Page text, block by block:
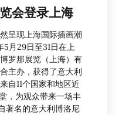
会登录上海
呈现上海国际插画潮
5月29日至31日在上
罗那展览（上海）有
主办，获得了意大利
自11个国家和地区近
，为观众带来一场丰
著名的意大利博洛尼